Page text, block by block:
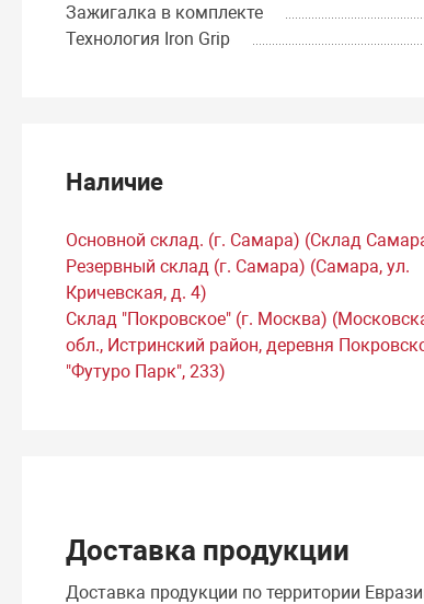
Зажигалка в комплекте
Технология Iron Grip
Наличие
Основной склад. (г. Самара) (Склад
Резервный склад (г. Самара) (Самара, ул.
Кричевская, д. 4)
Склад "Покровское" (г. Москва)
обл., Истринский район, деревня
"Футуро Парк", 233)
Доставка продукции
Доставка продукции по территории